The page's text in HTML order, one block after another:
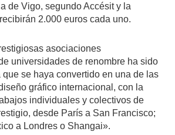
de Vigo, segundo Accésit y la
2.000 euros cada uno.
asociaciones
universidades de renombre ha sido
que se haya convertido en una de las
gráfico internacional, con la
individuales y colectivos de
desde París a San Francisco;
a Londres o Shangai».